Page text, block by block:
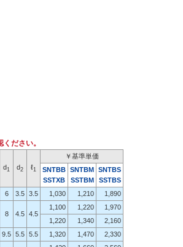
ださい。
d1 d2 ℓ1
￥基準単価
SNTBB
SSTXB
SNTBM
SSTBM
SNTBS
SSTBS
6 3.5 3.5 1,030 1,210
1,890
8
4.5 4.5
1,100 1,220
1,970
1,220 1,340
2,160
9.5 5.5 5.5 1,320 1,470
2,330